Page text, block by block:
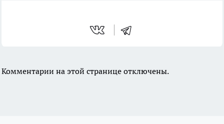
Комментарии на этой странице отключены.